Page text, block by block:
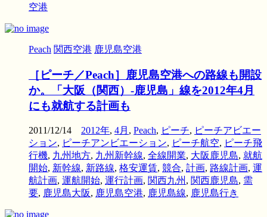
空港
Peach 関西空港 鹿児島空港
［ピーチ／Peach］鹿児島空港への路線も開設
か。「大阪（関西）‐鹿児島」線を2012年4月
にも就航する計画も
2011/12/14 2012年, 4月 , Peach, ピーチ, ピーチアビエー
ション, ピーチアンビエーション, ピーチ航空, ピーチ飛
行機, 九州地方, 九州新幹線, 全線開業, 大阪鹿児島, 就航
開始, 新幹線, 新路線, 格安運賃, 競合, 計画, 路線計画, 運
航計画, 運航開始, 運行計画, 関西九州 , 関西鹿児島, 需
要, 鹿児島大阪, 鹿児島空港, 鹿児島線, 鹿児島行き